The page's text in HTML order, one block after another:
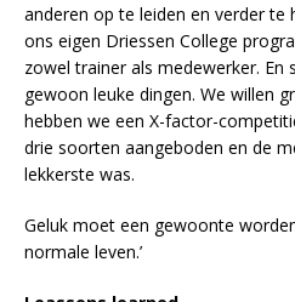
anderen op te leiden en verder te
ons eigen Driessen College
zowel trainer als medewerker. En
gewoon leuke dingen. We willen
hebben we een X-factor-
drie soorten aangeboden en de
lekkerste was.
Geluk moet een gewoonte
normale leven.’